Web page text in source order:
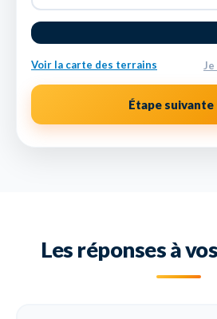
Voir la carte des terrains
Étape suivante
Les réponses à